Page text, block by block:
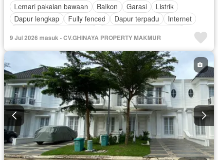
Lemari pakaian bawaan
Balkon Garasi
Listrik
Dapur lengkap
Fully fenced Dapur terpadu
Internet
Keamanan
Telephone Teras
Televisi
Keamanan 24 jam
Kabel video Air Tangki air
Berperabot lengkap
9 Jul 2026 masuk - CV.GHINAYA PROPERTY MAKMUR